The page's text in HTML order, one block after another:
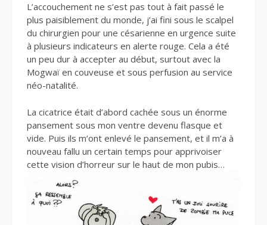
L’accouchement ne s’est pas tout à fait passé le
plus paisiblement du monde, j’ai fini sous le scalpel
du chirurgien pour une césarienne en urgence suite
à plusieurs indicateurs en alerte rouge. Cela a été
un peu dur à accepter au début, surtout avec la
Mogwaï en couveuse et sous perfusion au service
néo-natalité.
La cicatrice était d’abord cachée sous un énorme
pansement sous mon ventre devenu flasque et
vide. Puis ils m’ont enlevé le pansement, et il m’a à
nouveau fallu un certain temps pour apprivoiser
cette vision d’horreur sur le haut de mon pubis…